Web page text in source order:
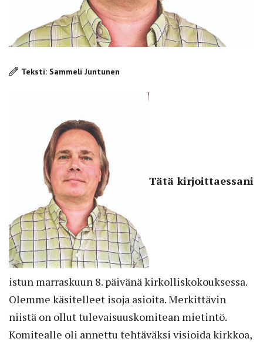
Teksti: Sammeli Juntunen
Tätä kirjoittaessani
istun marraskuun 8. päivänä kirkolliskokouksessa.
Olemme käsitelleet isoja asioita. Merkittävin
niistä on ollut tulevaisuuskomitean mietintö.
Komitealle oli annettu tehtäväksi visioida kirkkoa,